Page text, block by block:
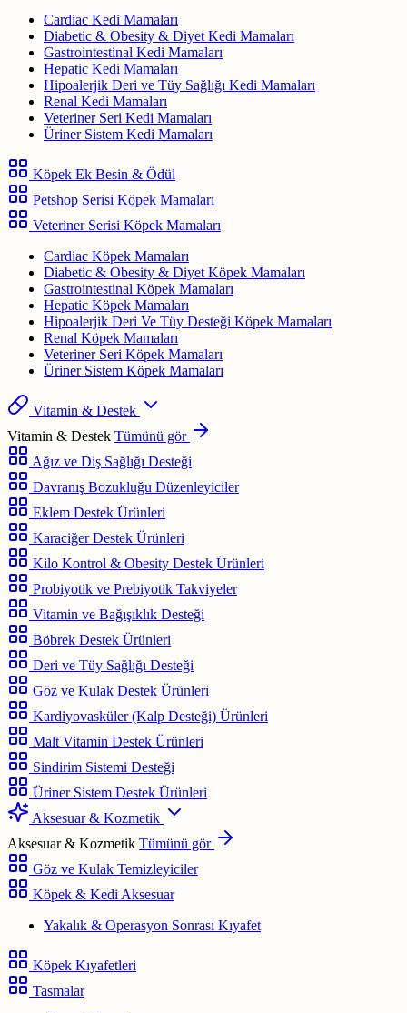
Cardiac Kedi Mamaları
Diabetic & Obesity & Diyet Kedi Mamaları
Gastrointestinal Kedi Mamaları
Hepatic Kedi Mamaları
Hipoalerjik Deri ve Tüy Sağlığı Kedi Mamaları
Renal Kedi Mamaları
Veteriner Seri Kedi Mamaları
Üriner Sistem Kedi Mamaları
Köpek Ek Besin & Ödül
Petshop Serisi Köpek Mamaları
Veteriner Serisi Köpek Mamaları
Cardiac Köpek Mamaları
Diabetic & Obesity & Diyet Köpek Mamaları
Gastrointestinal Köpek Mamaları
Hepatic Köpek Mamaları
Hipoalerjik Deri Ve Tüy Desteği Köpek Mamaları
Renal Köpek Mamaları
Veteriner Seri Köpek Mamaları
Üriner Sistem Köpek Mamaları
Vitamin & Destek
Vitamin & Destek Tümünü gör
Ağız ve Diş Sağlığı Desteği
Davranış Bozukluğu Düzenleyiciler
Eklem Destek Ürünleri
Karaciğer Destek Ürünleri
Kilo Kontrol & Obesity Destek Ürünleri
Probiyotik ve Prebiyotik Takviyeler
Vitamin ve Bağışıklık Desteği
Böbrek Destek Ürünleri
Deri ve Tüy Sağlığı Desteği
Göz ve Kulak Destek Ürünleri
Kardiyovasküler (Kalp Desteği) Ürünleri
Malt Vitamin Destek Ürünleri
Sindirim Sistemi Desteği
Üriner Sistem Destek Ürünleri
Aksesuar & Kozmetik
Aksesuar & Kozmetik Tümünü gör
Göz ve Kulak Temizleyiciler
Köpek & Kedi Aksesuar
Yakalık & Operasyon Sonrası Kıyafet
Köpek Kıyafetleri
Tasmalar